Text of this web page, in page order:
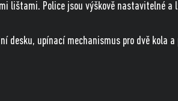
lištami. Police jsou výškově nastavitelné
desku, upínací mechanismus pro dvě kola